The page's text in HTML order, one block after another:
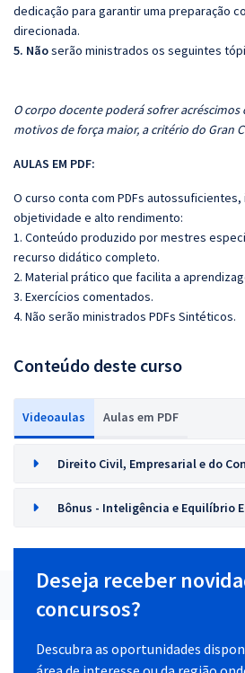
dedicação para garantir uma preparação
direcionada.
5. Nãoserão ministrados os seguintes
O corpo docente poderá sofrer
motivos de força maior, a critério do Gran
AULAS EM PDF:
O curso conta com PDFs
objetividade e alto rendimento:
1. Conteúdo produzido por mestres
recurso didático completo.
2. Material prático que facilita a
3. Exercícios comentados.
4. Não serão ministrados PDFs Sintéticos.
Conteúdo deste curso
Videoaulas Aulas em PDF
Direito Civil, Empresarial e do
Bônus - Inteligência e Equilíbrio
Deseja receber
concursos?
Descubra as oportunidades